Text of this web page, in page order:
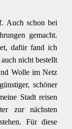
Auch schon bei
gemacht.
dafür fand ich
nicht bestellt
Wolle im Netz
schöner
Stadt reisen
zur nächsten
Für diese